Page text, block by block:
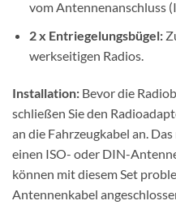
vom Antennenanschluss
2 x Entriegelungsbügel:
werkseitigen Radios.
Installation: Bevor die
schließen Sie den
an die Fahrzeugkabel an.
einen ISO- oder DIN-
können mit diesem Set
Antennenkabel